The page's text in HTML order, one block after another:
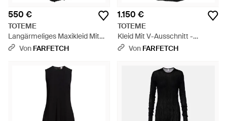
550 €
TOTEME
Langärmeliges Maxikleid Mit
Knitteroptik - Schwarz
Von FARFETCH
1.150 €
TOTEME
Kleid Mit V-Ausschnitt -
Schwarz
Von FARFETCH